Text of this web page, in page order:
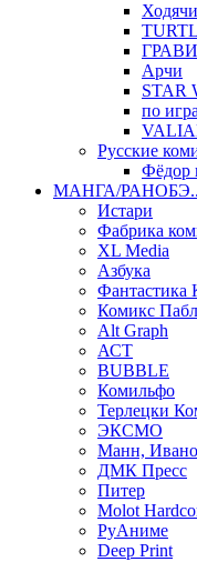
Арчи
STAR
по
Русские
Фёдор
МАНГА/
Истари
Фабрика
XL Media
Азбука
Фантастика
Комикс
Alt Graph
АСТ
BUBBLE
Комильфо
Терлецки
ЭКСМО
Манн,
ДМК Пресс
Питер
Molot
РуАниме
Deep Print